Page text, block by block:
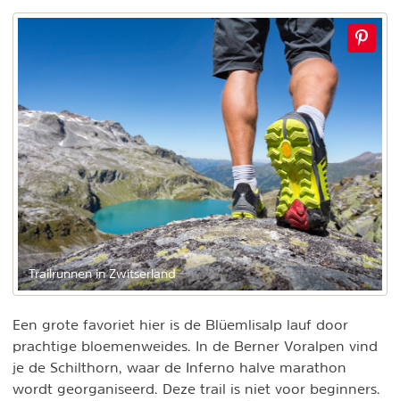
Trailrunnen in Zwitserland
Een grote favoriet hier is de Blüemlisalp lauf door
prachtige bloemenweides. In de Berner Voralpen vind
je de Schilthorn, waar de Inferno halve marathon
wordt georganiseerd. Deze trail is niet voor beginners.